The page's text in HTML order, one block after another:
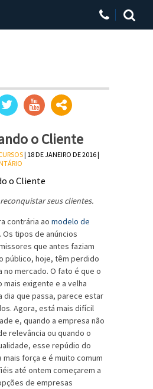
o Cliente
| 18 DE JANEIRO DE 2016 |
seus clientes.
contrária ao modelo de
Os tipos de anúncios
que antes faziam
público, hoje, têm perdido
no mercado. O fato é que o
exigente e a velha
dia que passa, parece estar
Agora, está mais difícil
e, quando a empresa não
relevância ou quando o
esse repúdio do
mais força e é muito comum
até ontem começarem a
de empresas